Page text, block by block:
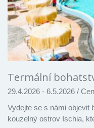
Termální
29.4.2026 - 6.5.2026 /
Vydejte se s námi objevit
kouzelný ostrov Ischia,